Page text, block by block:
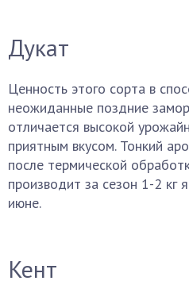
Дукат
Ценность этого сорта в
неожиданные поздние
отличается высокой
приятным вкусом. Тонкий
после термической
производит за сезон 1-2 кг
июне.
Кент